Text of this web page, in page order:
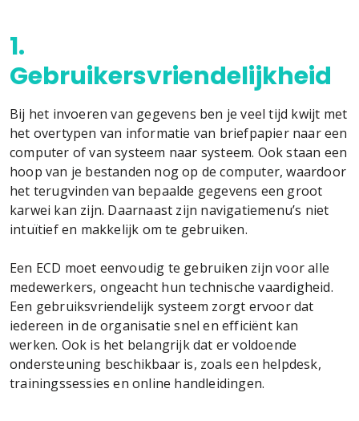
1.
Gebruikersvriendelijkheid
Bij het invoeren van gegevens ben je veel tijd kwijt met
het overtypen van informatie van briefpapier naar een
computer of van systeem naar systeem. Ook staan een
hoop van je bestanden nog op de computer, waardoor
het terugvinden van bepaalde gegevens een groot
karwei kan zijn. Daarnaast zijn navigatiemenu’s niet
intuïtief en makkelijk om te gebruiken.
Een ECD moet eenvoudig te gebruiken zijn voor alle
medewerkers, ongeacht hun technische vaardigheid.
Een gebruiksvriendelijk systeem zorgt ervoor dat
iedereen in de organisatie snel en efficiënt kan
werken. Ook is het belangrijk dat er voldoende
ondersteuning beschikbaar is, zoals een helpdesk,
trainingssessies en online handleidingen.